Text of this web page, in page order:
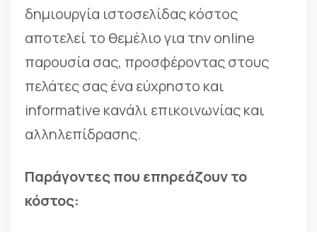
δημιουργία ιστοσελίδας κόστος
αποτελεί το θεμέλιο για την online
παρουσία σας, προσφέροντας στους
πελάτες σας ένα εύχρηστο και
informative κανάλι επικοινωνίας και
αλληλεπίδρασης.
Παράγοντες που επηρεάζουν το
κόστος: